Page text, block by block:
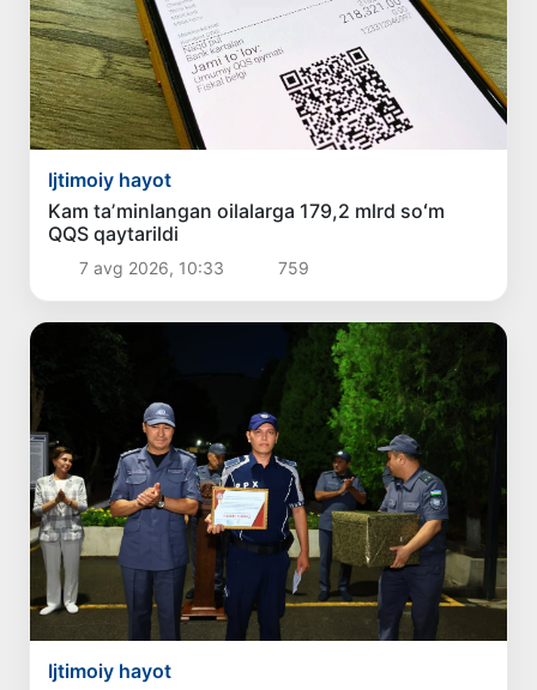
Ijtimoiy hayot
Kam taʼminlangan oilalarga 179,2 mlrd soʻm
QQS qaytarildi
7 avg 2026, 10:33 759
Ijtimoiy hayot